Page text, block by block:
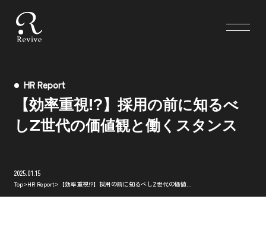
HR Report
【効率重視!?】採用の前に知るべ
しZ世代の価値観と働くスタンス
2025.01.15
Top>HR Report> 【効率重視!?】採用の前に知るべしZ世代の価値観と働くスタンス